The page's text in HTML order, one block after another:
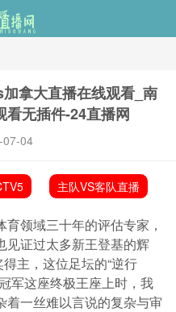
拿大直播在线观看_南
无插件-24直播网
07-04
主队VS客队直播
领域三十年的评估专家，
见证过太多新王登基的辉
主，这位足坛的“逆行
军这座终极王座上时，我
着一丝难以言说的复杂与审